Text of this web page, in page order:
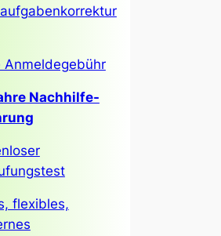
Anmeldegebühr
Nachhilfe-
flexibles,